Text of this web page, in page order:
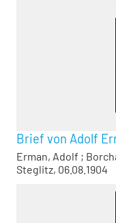
Brief von Adolf
Erman, Adolf ;
Steglitz, 06.08.1904